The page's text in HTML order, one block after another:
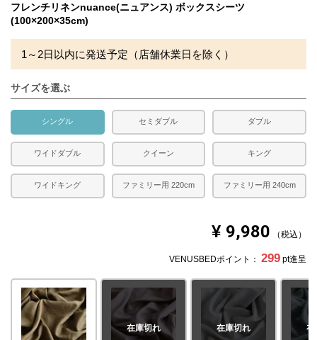
※北海道・沖縄・離島等一部地域へのお届けは別途送料が
発生する場合がございます。また発送予定も変更になる場
合があります。
※できる限り実際の色を再現するよう心がけております
が、閲覧環境により誤差がでる場合がございますのでご了
フレンチリネンnuance(ニュアンス) ボックスシーツ
(100×200×35cm)
1～2日以内に発送予定（店舗休業日を除く）
サイズを選ぶ
シングル セミダブル ダブル
ワイドダブル クイーン キング
ワイドキング ファミリー用 220cm ファミリー用 240cm
¥ 9,980 税込
VENUSBEDポイント： 299 pt進呈
在庫切れ 在庫切れ 在